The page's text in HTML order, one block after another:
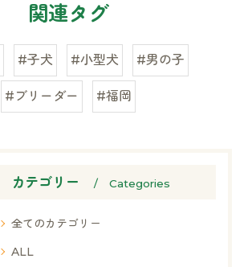
関連タグ
#子犬 #小型犬 #男の子
#ブリーダー #福岡
カテゴリー Categories
全てのカテゴリー
ALL